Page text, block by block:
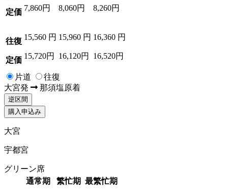
定価 7,860円 8,060円 8,260円
往復
定価
15,560 円
15,720円
15,960 円
16,120円
16,360 円
16,520円
片道
往復
大宮発 那須塩原着
逆区間
購入申込み
大宮
宇都宮
グリーン席
通常期
繁忙期 最繁忙期